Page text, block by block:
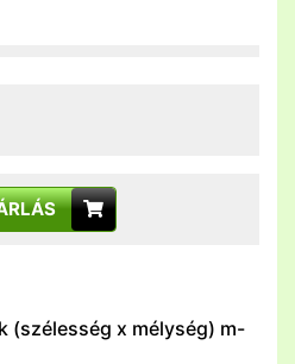
(szélesség x mélység) m-